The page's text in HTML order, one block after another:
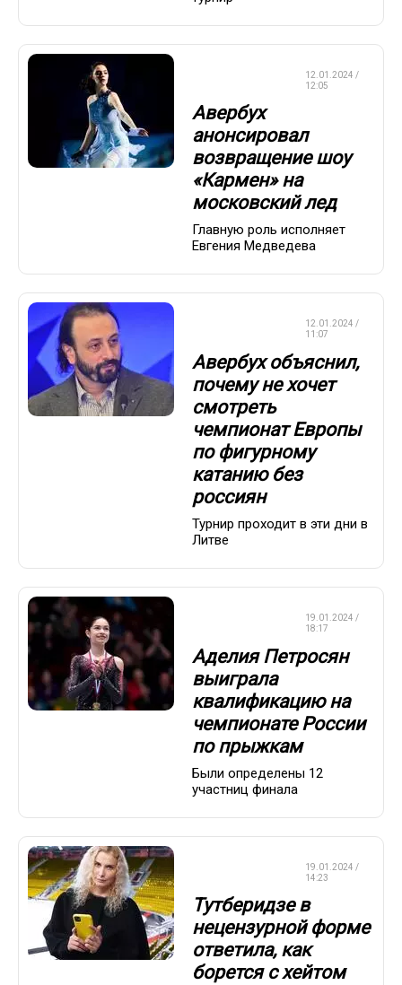
12.01.2024 /
12:05
Авербух
анонсировал
возвращение шоу
«Кармен» на
московский лед
Главную роль исполняет
Евгения Медведева
12.01.2024 /
11:07
Авербух объяснил,
почему не хочет
смотреть
чемпионат Европы
по фигурному
катанию без
россиян
Турнир проходит в эти дни в
Литве
19.01.2024 /
18:17
Аделия Петросян
выиграла
квалификацию на
чемпионате России
по прыжкам
Были определены 12
участниц финала
19.01.2024 /
14:23
Тутберидзе в
нецензурной форме
ответила, как
борется с хейтом